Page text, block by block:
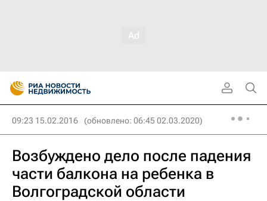
09:23 15.02.2016 (обновлено: 06:45 02.03.2020)
Возбуждено дело после падения
части балкона на ребенка в
Волгоградской области